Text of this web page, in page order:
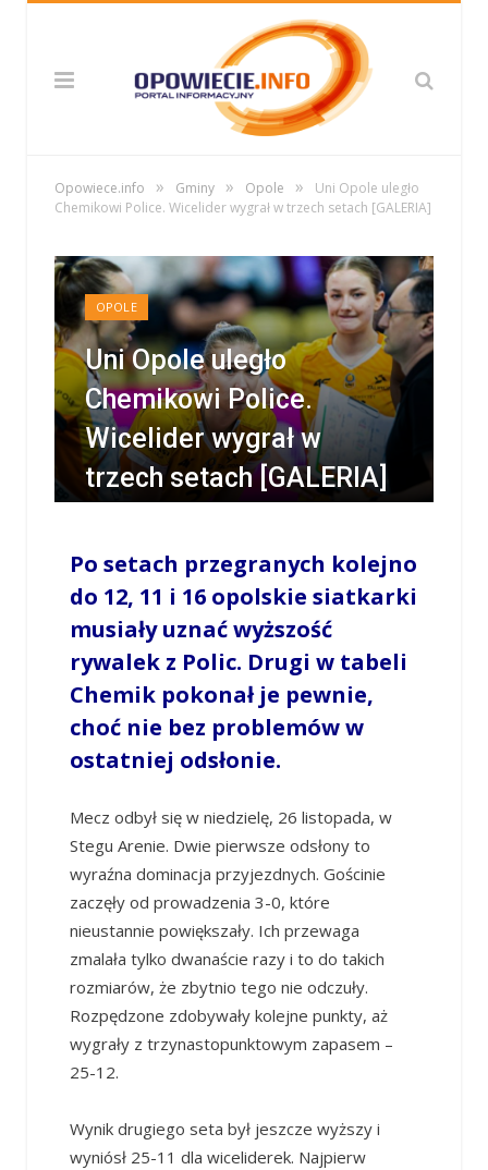
Opowiece.info » Gminy » Opole »
Uni Opole uległo
Chemikowi Police. Wicelider wygrał w trzech setach [GALERIA]
OPOLE
Uni Opole uległo
Chemikowi Police.
Wicelider wygrał w
trzech setach [GALERIA]
Po setach przegranych kolejno
do 12, 11 i 16 opolskie siatkarki
musiały uznać wyższość
rywalek z Polic. Drugi w tabeli
Chemik pokonał je pewnie,
choć nie bez problemów w
ostatniej odsłonie.
Mecz odbył się w niedzielę, 26 listopada, w
Stegu Arenie. Dwie pierwsze odsłony to
wyraźna dominacja przyjezdnych. Gościnie
zaczęły od prowadzenia 3-0, które
nieustannie powiększały. Ich przewaga
zmalała tylko dwanaście razy i to do takich
rozmiarów, że zbytnio tego nie odczuły.
Rozpędzone zdobywały kolejne punkty, aż
wygrały z trzynastopunktowym zapasem –
25-12.
Wynik drugiego seta był jeszcze wyższy i
wyniósł 25-11 dla wiceliderek. Najpierw